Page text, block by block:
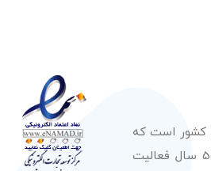
کشور است که
عرضه با کیفیت‌ترین محصولات از معتبرترین برندهای شناخته شده بین‌المللی را در طول 50 سال فعالیت